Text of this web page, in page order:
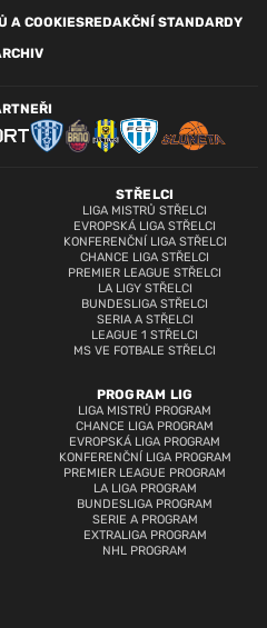
A COOKIESREDAKČNÍ STANDARDY
STŘELCI
LIGA MISTRŮ STŘELCI
EVROPSKÁ LIGA STŘELCI
KONFERENČNÍ LIGA STŘELCI
CHANCE LIGA STŘELCI
PREMIER LEAGUE STŘELCI
LA LIGY STŘELCI
BUNDESLIGA STŘELCI
SERIA A STŘELCI
LEAGUE 1 STŘELCI
MS VE FOTBALE STŘELCI
PROGRAM LIG
LIGA MISTRŮ PROGRAM
CHANCE LIGA PROGRAM
EVROPSKÁ LIGA PROGRAM
KONFERENČNÍ LIGA PROGRAM
PREMIER LEAGUE PROGRAM
LA LIGA PROGRAM
BUNDESLIGA PROGRAM
SERIE A PROGRAM
EXTRALIGA PROGRAM
NHL PROGRAM